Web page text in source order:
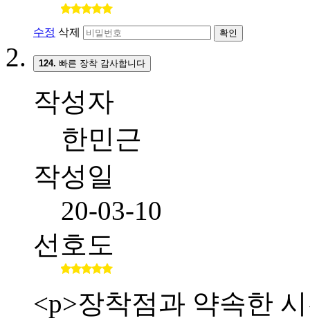
수정 삭제 확인
124. 빠른 장착 감사합니다
작성자
한민근
작성일
20-03-10
선호도
<p>장착점과 약속한